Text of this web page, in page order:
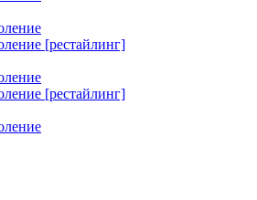
[рестайлинг]
[рестайлинг]